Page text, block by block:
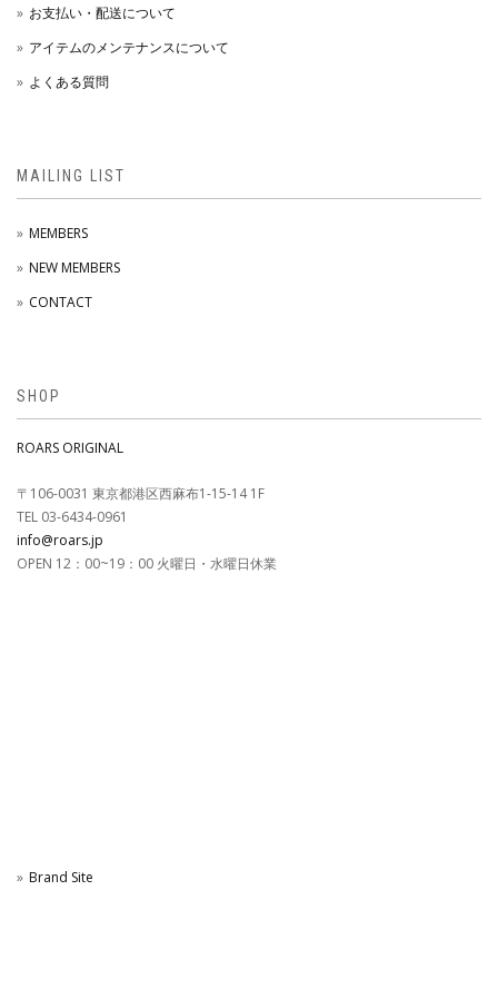
お支払い・配送について
アイテムのメンテナンスについて
よくある質問
MAILING LIST
MEMBERS
NEW MEMBERS
CONTACT
SHOP
ROARS ORIGINAL
〒106-0031 東京都港区西麻布1-15-14 1F
TEL 03-6434-0961
info@roars.jp
OPEN 12：00~19：00 火曜日・水曜日休業
Brand Site